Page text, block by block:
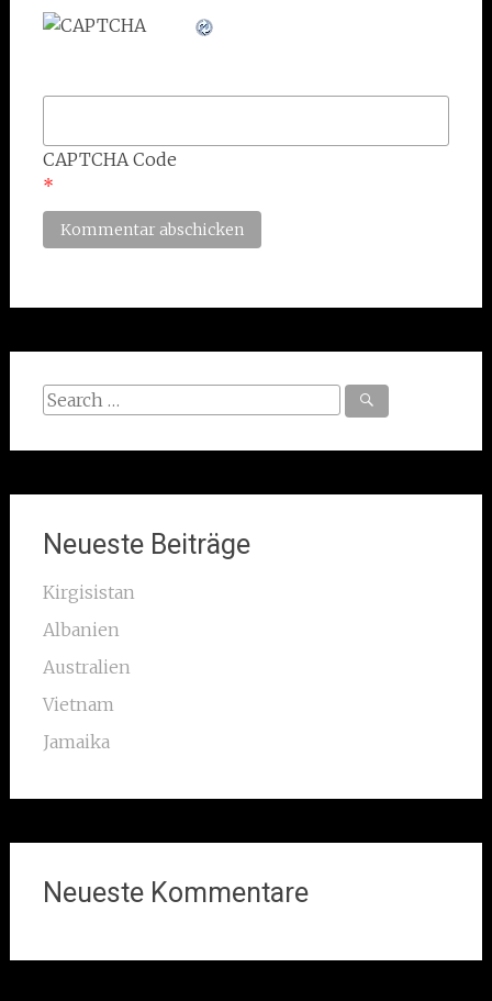
CAPTCHA Code
*
Search
Neueste Beiträge
Kirgisistan
Albanien
Australien
Vietnam
Jamaika
Neueste Kommentare